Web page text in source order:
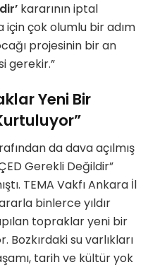
kararının iptal
için çok olumlu bir adım
projesinin bir an
gerekir.”
Yeni Bir
da dava açılmış
Gerekli Değildir”
TEMA Vakfı Ankara İl
binlerce yıldır
topraklar yeni bir
su varlıkları
tarih ve kültür yok